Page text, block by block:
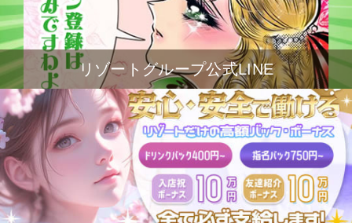
リゾートグループ公式LINE